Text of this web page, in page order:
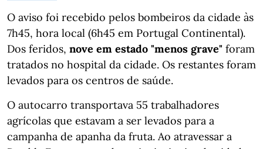
O aviso foi recebido pelos bombeiros da cidade às
7h45, hora local (6h45 em Portugal Continental).
Dos feridos, nove em estado "menos grave" foram
tratados no hospital da cidade. Os restantes foram
levados para os centros de saúde.
O autocarro transportava 55 trabalhadores
agrícolas que estavam a ser levados para a
campanha de apanha da fruta. Ao atravessar a